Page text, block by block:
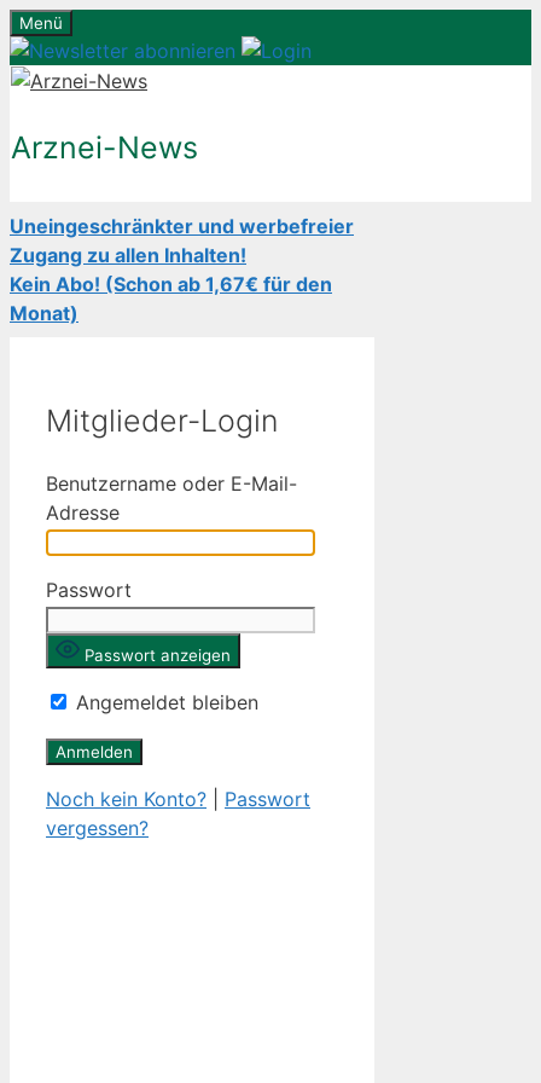
Zum
Inhalt
springen
Menü
Arznei-News
Uneingeschränkter und werbefreier
Zugang zu allen Inhalten!
Kein Abo! (Schon ab 1,67€ für den
Monat)
Mitglieder-Login
Benutzername oder E-Mail-
Adresse
Passwort
Passwort anzeigen
Angemeldet bleiben
Noch kein Konto?
Passwort
vergessen?